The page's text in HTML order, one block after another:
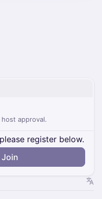
approval.
register below.
Join